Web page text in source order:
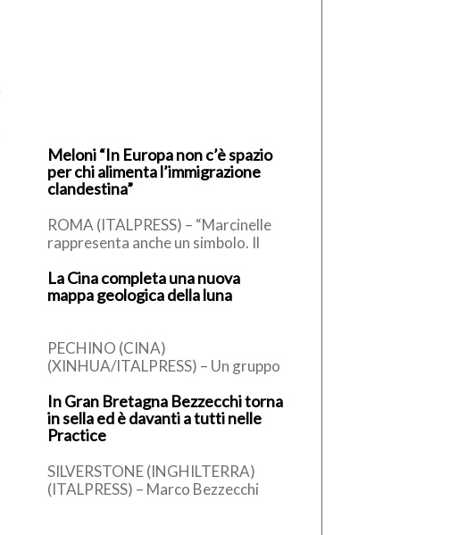
Meloni “In Europa non c’è spazio
per chi alimenta l’immigrazione
clandestina”
ROMA (ITALPRESS) – “Marcinelle
rappresenta anche un simbolo. Il
contributo che decine di milioni di
italiani hanno […]
La Cina completa una nuova
mappa geologica della luna
PECHINO (CINA)
(XINHUA/ITALPRESS) – Un gruppo
carta geologica aggiornata
dell’intera Luna in scala […]
In Gran Bretagna Bezzecchi torna
in sella ed è davanti a tutti nelle
Practice
SILVERSTONE (INGHILTERRA)
(ITALPRESS) – Marco Bezzecchi